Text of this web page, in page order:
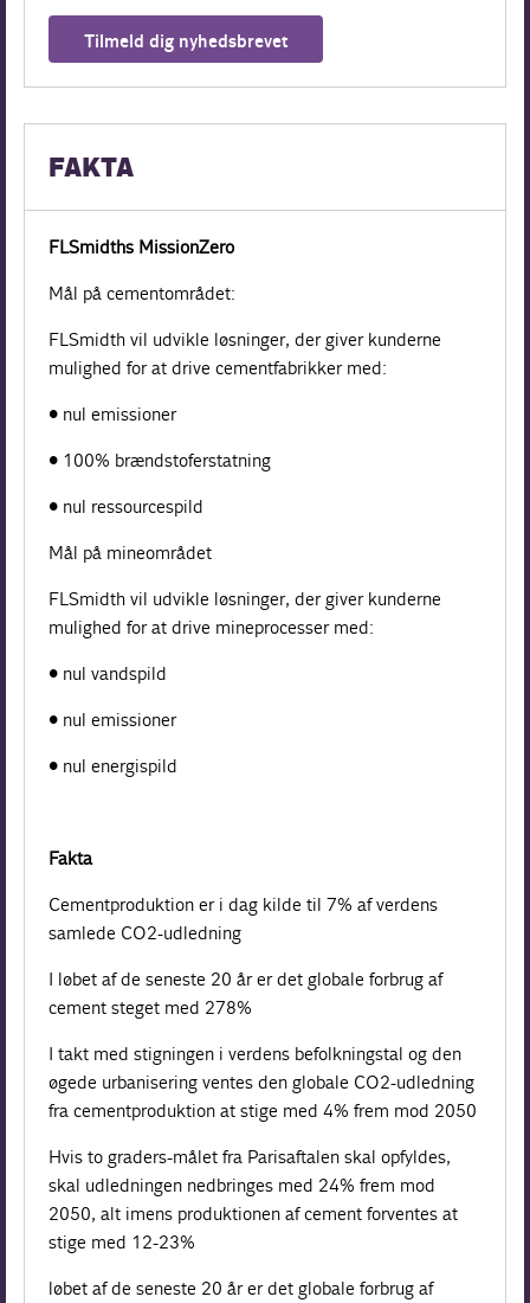
Tilmeld dig nyhedsbrevet
FAKTA
FLSmidths MissionZero
Mål på cementområdet:
FLSmidth vil udvikle løsninger, der giver kunderne
mulighed for at drive cementfabrikker med:
• nul emissioner
• 100% brændstoferstatning
• nul ressourcespild
Mål på mineområdet
FLSmidth vil udvikle løsninger, der giver kunderne
mulighed for at drive mineprocesser med:
• nul vandspild
• nul emissioner
• nul energispild
Fakta
Cementproduktion er i dag kilde til 7% af verdens
samlede CO2-udledning
I løbet af de seneste 20 år er det globale forbrug af
cement steget med 278%
I takt med stigningen i verdens befolkningstal og den
øgede urbanisering ventes den globale CO2-udledning
fra cementproduktion at stige med 4% frem mod 2050
Hvis to graders-målet fra Parisaftalen skal opfyldes,
skal udledningen nedbringes med 24% frem mod
2050, alt imens produktionen af cement forventes at
stige med 12-23%
løbet af de seneste 20 år er det globale forbrug af